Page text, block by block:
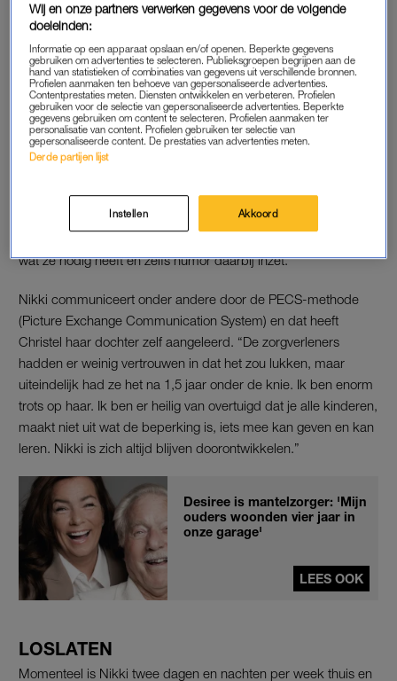
NIKKI
Nikki woont nu zo’n twee jaar een groot deel van de week in
een woonvorm, maar daarvoor kreeg Christel hulp van een
gastouder en was ze nog samen met de vader van Nikki.
“Onze gastouder was super flexibel. Dat was ontzettend fijn,
want met mijn baan en die van mijn bijna ex-man als slager
hadden we vaak op onregelmatige basis hulp nodig.” Nikki
kan niet praten, maar heeft wel andere manieren om te
communiceren. Christel vertelt trots: “Ik vind haar briljant
wat ze nodig heeft en zelfs humor daarbij inzet.”
Nikki communiceert onder andere door de PECS-methode
(Picture Exchange Communication System) en dat heeft
Christel haar dochter zelf aangeleerd. “De zorgverleners
hadden er weinig vertrouwen in dat het zou lukken, maar
uiteindelijk had ze het na 1,5 jaar onder de knie. Ik ben enorm
trots op haar. Ik ben er heilig van overtuigd dat je alle kinderen,
maakt niet uit wat de beperking is, iets mee kan geven en kan
leren. Nikki is zich altijd blijven doorontwikkelen.”
Desiree is mantelzorger: 'Mijn
ouders woonden vier jaar in
onze garage'
LEES OOK
LOSLATEN
Momenteel is Nikki twee dagen en nachten per week thuis en
Wij en onze partners verwerken gegevens voor de volgende
doeleinden:
Informatie op een apparaat opslaan en/of openen. Beperkte gegevens
gebruiken om advertenties te selecteren. Publieksgroepen begrijpen aan de
hand van statistieken of combinaties van gegevens uit verschillende bronnen.
Profielen aanmaken ten behoeve van gepersonaliseerde advertenties.
Contentprestaties meten. Diensten ontwikkelen en verbeteren. Profielen
gebruiken voor de selectie van gepersonaliseerde advertenties. Beperkte
gegevens gebruiken om content te selecteren. Profielen aanmaken ter
personalisatie van content. Profielen gebruiken ter selectie van
gepersonaliseerde content. De prestaties van advertenties meten.
Derde partijen lijst
Instellen Akkoord